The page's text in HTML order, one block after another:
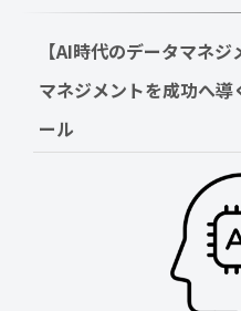
【AI時代のデータマネ
マネジメントを成功へ
ール